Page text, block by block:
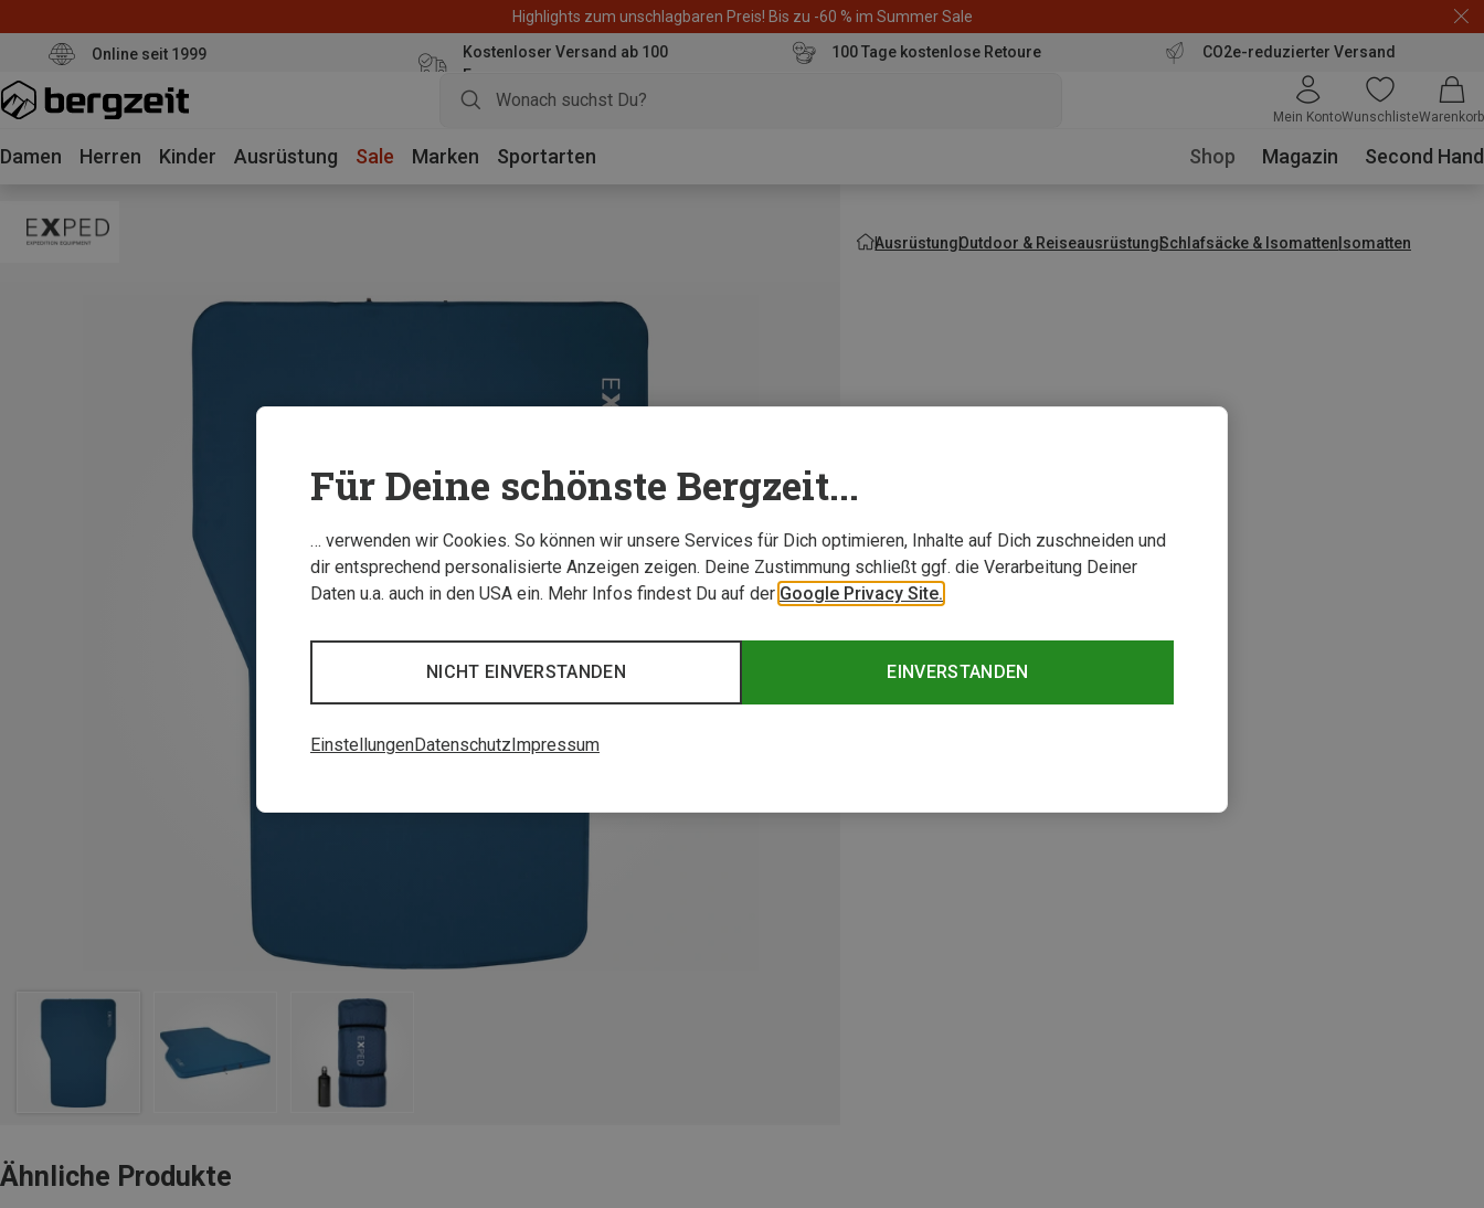
Highlights zum unschlagbaren Preis! Bis zu -60 % im Summer Sale
Online seit 1999
Kostenloser Versand ab 100
Euro
100 Tage kostenlose Retoure CO2e-reduzierter Versand
Mein KontoWunschlisteWarenkorb
Damen Herren Kinder Ausrüstung Sale Marken Sportarten Shop Magazin Second Hand
AusrüstungOutdoor & ReiseausrüstungSchlafsäcke & IsomattenIsomatten
Ähnliche Produkte
Für Deine schönste Bergzeit...
… verwenden wir Cookies. So können wir unsere Services für Dich optimieren, Inhalte auf Dich zuschneiden und
dir entsprechend personalisierte Anzeigen zeigen. Deine Zustimmung schließt ggf. die Verarbeitung Deiner
Daten u.a. auch in den USA ein. Mehr Infos findest Du auf der Google Privacy Site.
EINVERSTANDEN
NICHT EINVERSTANDEN
EinstellungenDatenschutz Impressum